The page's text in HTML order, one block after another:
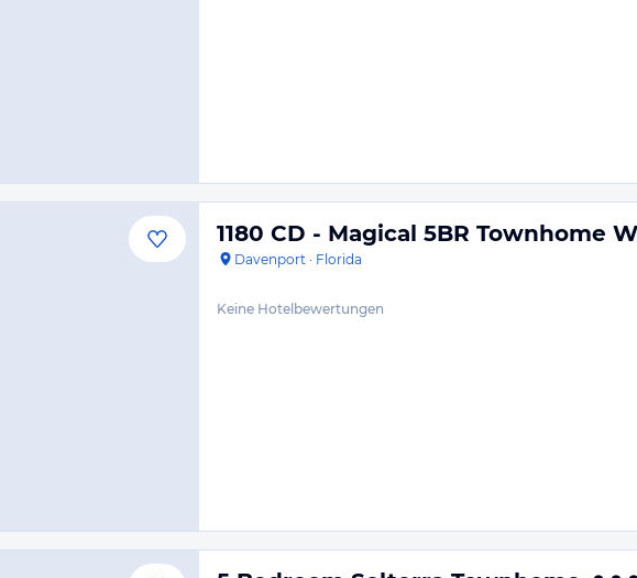
1180 CD - Magical 5BR Townhome
Davenport · Florida
Keine Hotelbewertungen